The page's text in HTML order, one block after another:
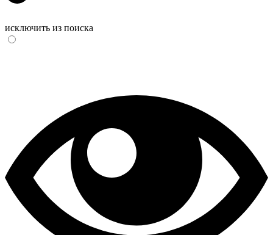
исключить из поиска